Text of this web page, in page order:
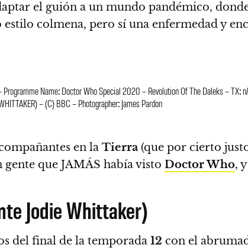
el guión a un mundo pandémico,
colmena, pero sí una enfermedad y
Name: Doctor Who Special 2020 – Revolution Of The Daleks – TX:
– (C) BBC – Photographer: James Pardon
en la Tierra (que por cierto
gente que JAMÁS había visto Doctor Who,
Jodie Whittaker)
del final de la temporada 12 con el